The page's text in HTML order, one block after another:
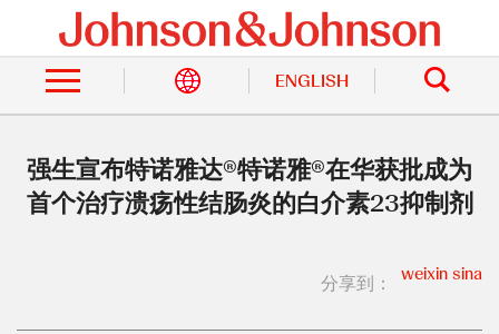
到
内
ENGLISH
站
强生宣布特诺雅达®特诺雅®在华获批成为
首个治疗溃疡性结肠炎的白介素23抑制剂
分享到： weixinsina